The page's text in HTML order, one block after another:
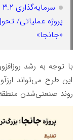
پروژه عملیاتی/
«جانجا»
با توجه به رشد
این طرح می‌تواند
روند صنعتی‌شدن